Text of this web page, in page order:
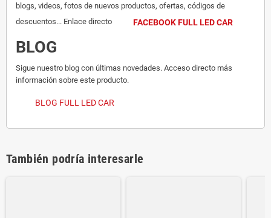
blogs, videos, fotos de nuevos productos, ofertas, códigos de
descuentos... Enlace directo
FACEBOOK FULL LED CAR
BLOG
Sigue nuestro blog con últimas novedades. Acceso directo más
información sobre este producto.
BLOG FULL LED CAR
También podría interesarle